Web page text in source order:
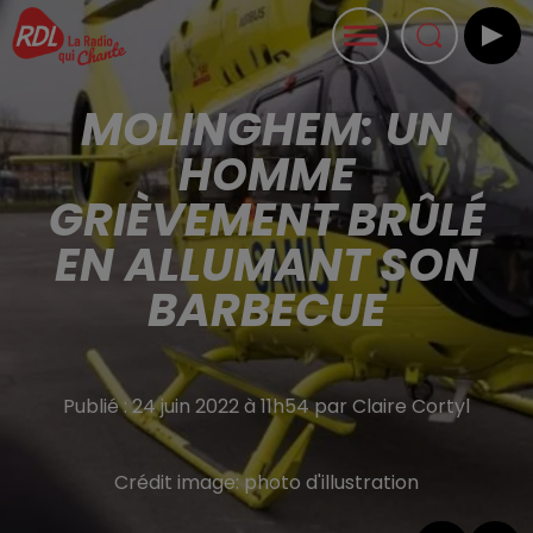
MOLINGHEM: UN
HOMME
GRIÈVEMENT BRÛLÉ
EN ALLUMANT SON
BARBECUE
Publié : 24 juin 2022 à 11h54 par Claire Cortyl
Crédit image:photo d'illustration